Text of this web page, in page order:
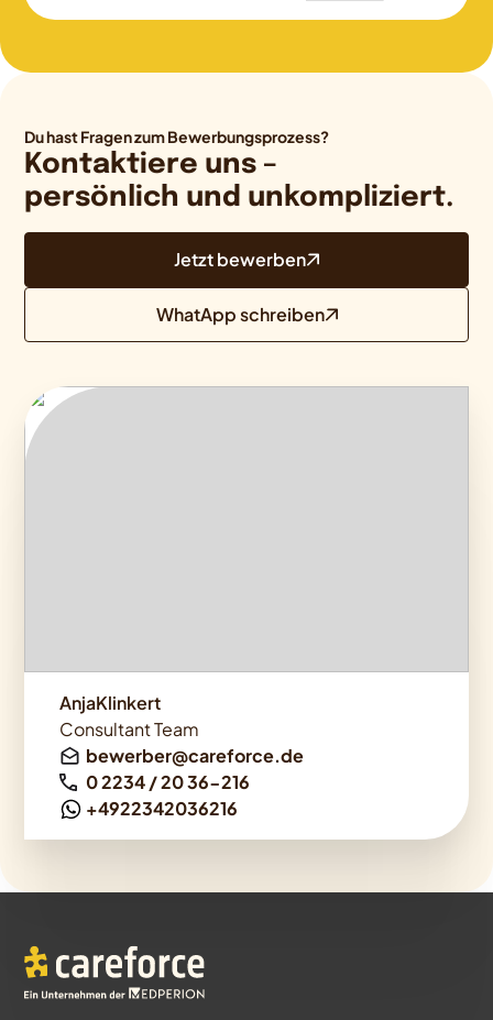
Du hast Fragen zum Bewerbungsprozess?
Kontaktiere uns –
persönlich und unkompliziert.
Jetzt bewerben
WhatApp schreiben
AnjaKlinkert
Consultant Team
bewerber@careforce.de
0 2234 / 20 36-216
+4922342036216